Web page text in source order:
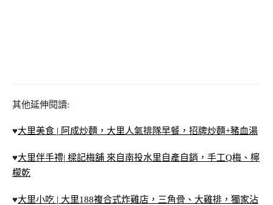
其他延伸閱讀:
♥大里美食 | 阿成炒麵，大里人氣排隊早餐，招牌炒麵+豬血湯
♥大里伴手禮| 樑記梅舖 來自南投水里自產自銷，手工Q梅、檸
檬乾
♥大里小吃 | 大里188複合式炸雞店，三角骨、大雞排，獨家沾